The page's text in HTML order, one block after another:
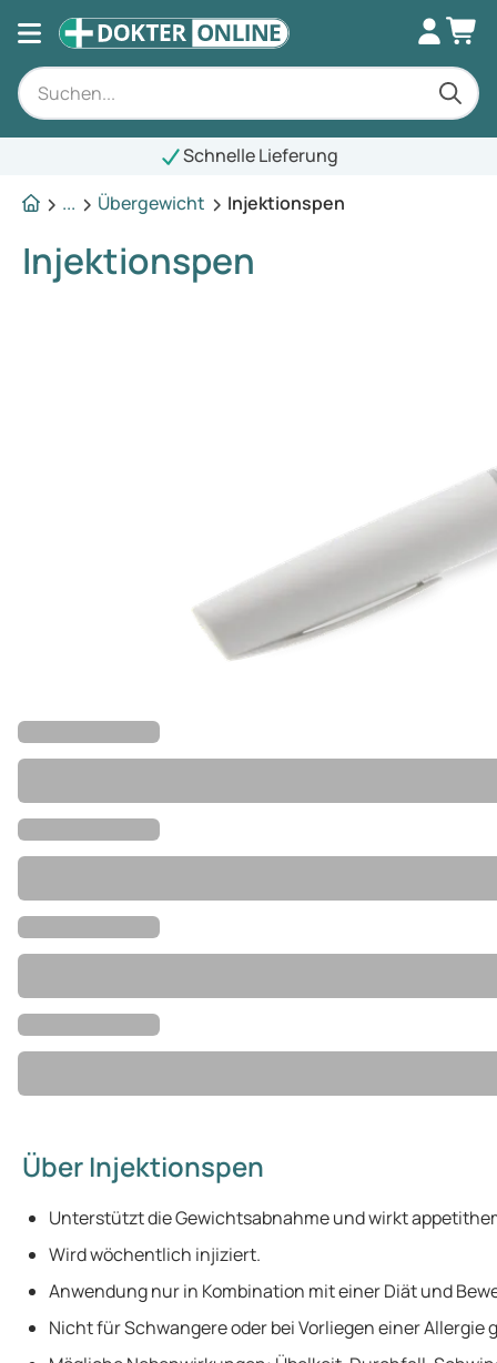
Schnelle Lieferung
...
Übergewicht Injektionspen
Injektionspen
Über Injektionspen
Unterstützt die Gewichtsabnahme und wirkt
Wird wöchentlich injiziert.
Anwendung nur in Kombination mit einer Diät und
Nicht für Schwangere oder bei Vorliegen einer Allergie